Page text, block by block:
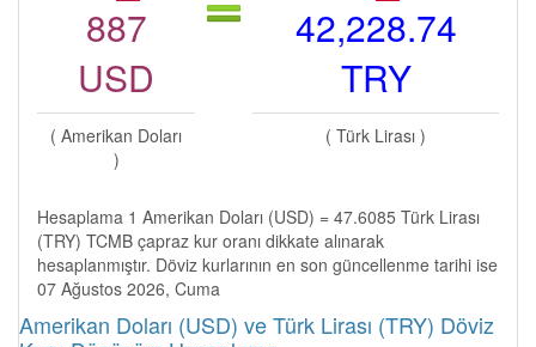
887
USD
42,228.74
TRY
( Amerikan Doları
)
( Türk Lirası )
Hesaplama 1 Amerikan Doları (USD) = 47.6085 Türk Lirası
(TRY) TCMB çapraz kur oranı dikkate alınarak
hesaplanmıştır. Döviz kurlarının en son güncellenme tarihi ise
07 Ağustos 2026, Cuma
Amerikan Doları (USD) ve Türk Lirası (TRY) Döviz